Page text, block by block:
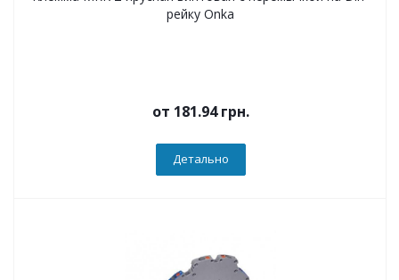
рейку Onka
от 181.94 грн.
Детально